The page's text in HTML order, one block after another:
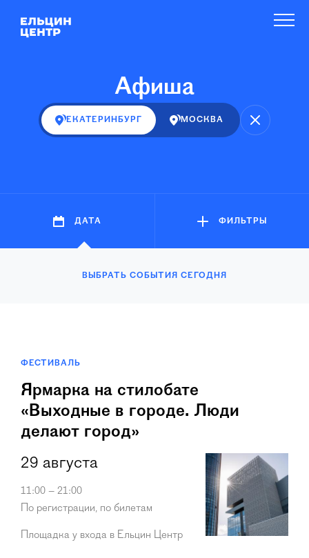
Афиша
ЕКАТЕРИНБУРГ МОСКВА
ДАТА ФИЛЬТРЫ
ВЫБРАТЬ СОБЫТИЯ СЕГОДНЯ
ФЕСТИВАЛЬ
Ярмарка на стилобате
«Выходные в городе. Люди
делают город»
29 августа
11:00 – 21:00
По регистрации, по билетам
Площадка у входа в Ельцин Центр